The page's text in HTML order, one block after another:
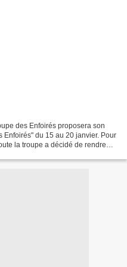
des Enfoirés proposera son
du 15 au 20 janvier. Pour
la troupe a décidé de rendre